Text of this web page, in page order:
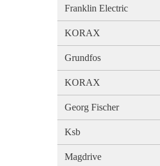
Franklin Electric
KORAX
Grundfos
KORAX
Georg Fischer
Ksb
Magdrive